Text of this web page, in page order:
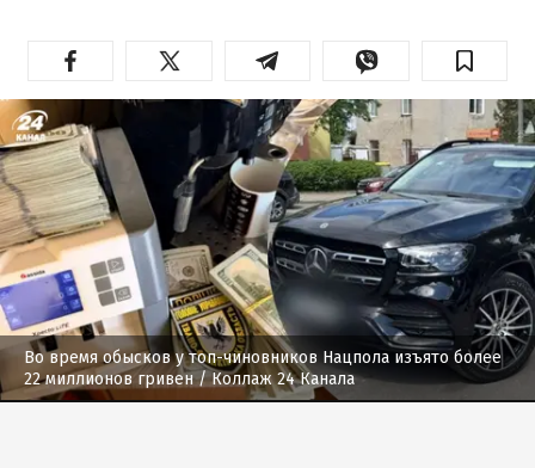
Во время обысков у топ-чиновников Нацпола изъято более
22 миллионов гривен/ Коллаж 24 Канала